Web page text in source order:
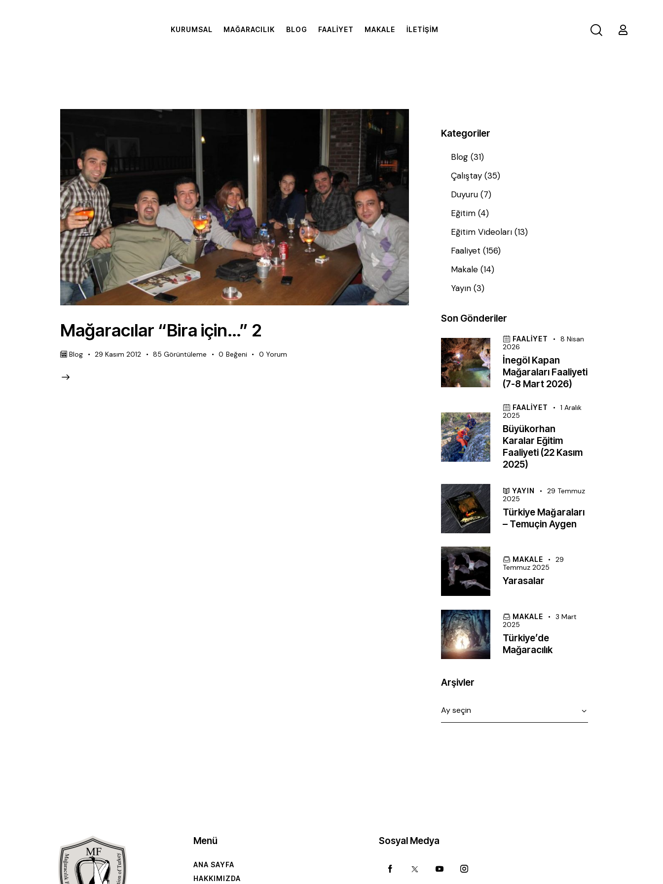
KURUMSAL MAĞARACILIK BLOG FAALIYET MAKALE İLETIŞIM
Mağaracılar “Bira için…” 2
Blog 29 Kasım 2012 85 Görüntüleme 0 Beğeni 0 Yorum
Kategoriler
Blog (31)
Çalıştay (35)
Duyuru (7)
Eğitim (4)
Eğitim Videoları (13)
Faaliyet (156)
Makale (14)
Yayın (3)
Son Gönderiler
FAALIYET
8 Nisan
2026
İnegöl Kapan
Mağaraları Faaliyeti
(7-8 Mart 2026)
FAALIYET
1 Aralık
2025
Büyükorhan
Karalar Eğitim
Faaliyeti (22 Kasım
2025)
YAYIN
29 Temmuz
2025
Türkiye Mağaraları
– Temuçin Aygen
MAKALE
29
Temmuz 2025
Yarasalar
MAKALE
3 Mart
2025
Türkiye’de
Mağaracılık
Arşivler
Menü
ANA SAYFA
HAKKIMIZDA
Sosyal Medya